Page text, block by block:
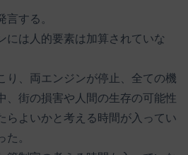
言する。
には人的要素は加算されていな
り、両エンジンが停止、全ての機
、街の損害や人間の生存の可能性
らよいかと考える時間が入ってい
。